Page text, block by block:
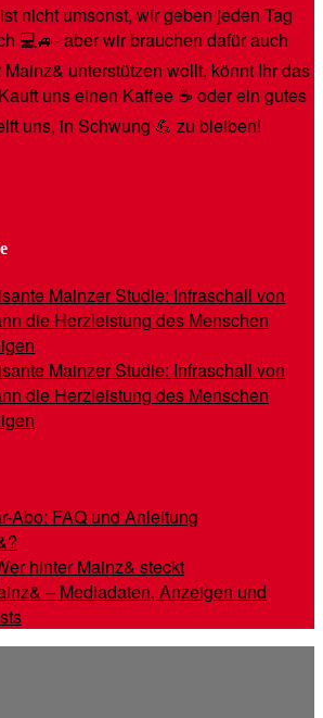
nicht umsonst, wir geben jeden Tag
💻🚙- aber wir brauchen dafür auch
unterstützen wollt, könnt Ihr das
uns einen Kaffee ☕️ oder ein gutes
uns, in Schwung 💪 zu bleiben!
Mainzer Studie: Infraschall von
die Herzleistung des Menschen
Mainzer Studie: Infraschall von
die Herzleistung des Menschen
Abo: FAQ und Anleitung
hinter Mainz& steckt
– Mediadaten, Anzeigen und